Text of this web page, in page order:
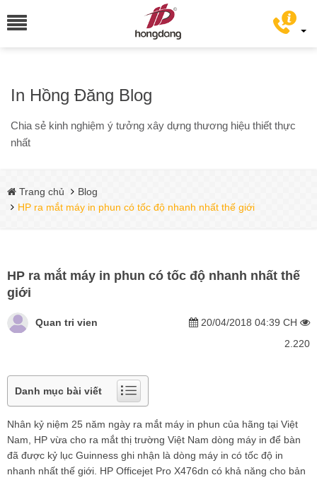
In Hồng Đăng Blog
Chia sẻ kinh nghiệm ý tưởng xây dựng thương hiệu thiết thực
nhất
Trang chủ
Blog
HP ra mắt máy in phun có tốc độ nhanh nhất thế giới
HP ra mắt máy in phun có tốc độ nhanh nhất thế
giới
Quan tri vien
20/04/2018 04:39 CH
2.220
Danh mục bài viết
Nhân kỷ niệm 25 năm ngày ra mắt máy in phun của hãng tại Việt
Nam, HP vừa cho ra mắt thị trường Việt Nam dòng máy in để bàn
đã được kỷ lục Guinness ghi nhận là dòng máy in có tốc độ in
nhanh nhất thế giới. HP Officejet Pro X476dn có khả năng cho bản